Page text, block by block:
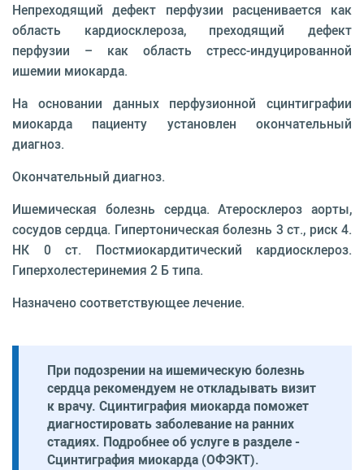
Непреходящий дефект перфузии расценивается как
область кардиосклероза, преходящий дефект
перфузии – как область стресс-индуцированной
ишемии миокарда.
На основании данных перфузионной сцинтиграфии
миокарда пациенту установлен окончательный
диагноз.
Окончательный диагноз.
Ишемическая болезнь сердца. Атеросклероз аорты,
сосудов сердца. Гипертоническая болезнь 3 ст., риск 4.
НК 0 ст. Постмиокардитический кардиосклероз.
Гиперхолестеринемия 2 Б типа.
Назначено соответствующее лечение.
При подозрении на ишемическую болезнь
сердца рекомендуем не откладывать визит
к врачу. Сцинтиграфия миокарда поможет
диагностировать заболевание на ранних
стадиях. Подробнее об услуге в разделе -
Сцинтиграфия миокарда (ОФЭКТ).